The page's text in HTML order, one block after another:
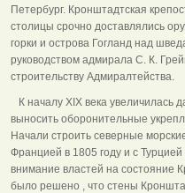
Петербург. Кронштадтская
столицы срочно доставлялись
горки и острова Гогланд над
руководством адмирала С. К.
строительству Адмиралтейства.
К началу XIX века увеличилась
выносить оборонительные
Начали строить северные
Францией в 1805 году и с
внимание властей на состояние
было решено , что стены